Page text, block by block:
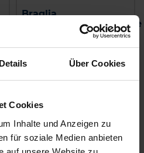
Details Über Cookies
Cookies
Inhalte und Anzeigen zu
für soziale Medien anbieten
Braglia
Behälterreinigungsdüse
77,02 € / St
IN DEN
Preis